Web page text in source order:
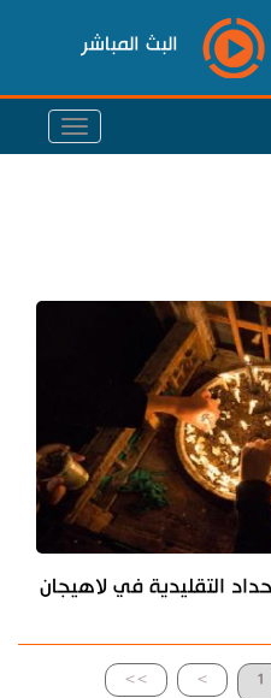
البث المباشر
التقليدية في لاهيجان
>> > 1